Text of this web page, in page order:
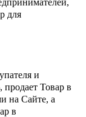
для
и
продает Товар в
на Сайте, а
в